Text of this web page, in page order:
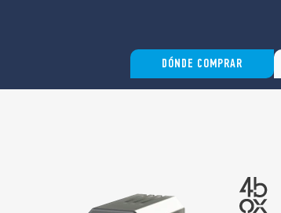
DÓNDE COMPRAR